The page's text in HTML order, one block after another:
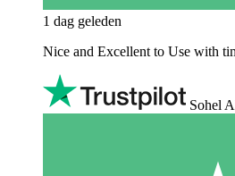
1 dag geleden
Nice and Excellent to Use with
Sohel